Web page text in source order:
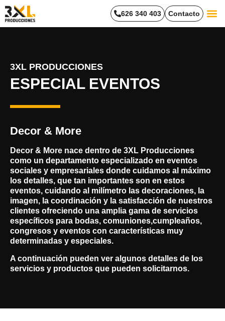
626 340 403 Contacto
3XL PRODUCCIONES
ESPECIAL EVENTOS
Decor & More
Decor & More nace dentro de 3XL Producciones
como un departamento especializado en eventos
sociales y empresariales donde cuidamos al máximo
los detalles, que tan importantes son en estos
eventos, cuidando al milímetro las decoraciones, la
imagen, la coordinación y la satisfacción de nuestros
clientes ofreciendo una amplia gama de servicios
específicos para bodas, comuniones,cumpleaños,
congresos y eventos con características muy
determinadas y especiales.
A continuación pueden ver algunos detalles de los
servicios y productos que pueden solicitarnos.